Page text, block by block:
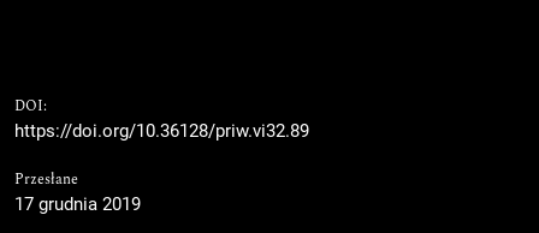
DOI:
https://doi.org/10.36128/priw.vi32.89
Przesłane
17 grudnia 2019